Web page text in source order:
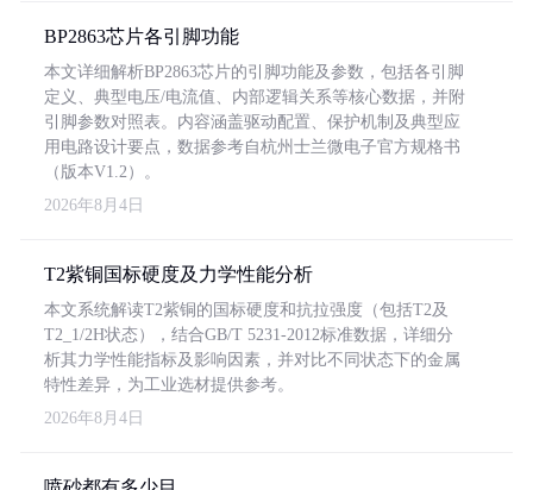
BP2863芯片各引脚功能
本文详细解析BP2863芯片的引脚功能及参数，包括各引脚
定义、典型电压/电流值、内部逻辑关系等核心数据，并附
引脚参数对照表。内容涵盖驱动配置、保护机制及典型应
用电路设计要点，数据参考自杭州士兰微电子官方规格书
（版本V1.2）。
2026年8月4日
T2紫铜国标硬度及力学性能分析
本文系统解读T2紫铜的国标硬度和抗拉强度（包括T2及
T2_1/2H状态），结合GB/T 5231-2012标准数据，详细分
析其力学性能指标及影响因素，并对比不同状态下的金属
特性差异，为工业选材提供参考。
2026年8月4日